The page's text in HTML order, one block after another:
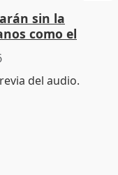
sin la
como el